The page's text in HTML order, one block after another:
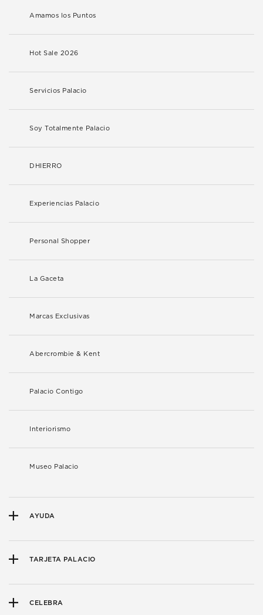
Amamos los Puntos
Hot Sale 2026
Servicios Palacio
Soy Totalmente Palacio
DHIERRO
Experiencias Palacio
Personal Shopper
La Gaceta
Marcas Exclusivas
Abercrombie & Kent
Palacio Contigo
Interiorismo
Museo Palacio
AYUDA
TARJETA PALACIO
CELEBRA